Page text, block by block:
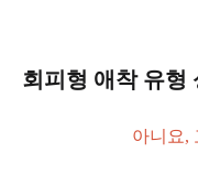
회피형 애착 유형
아니요,